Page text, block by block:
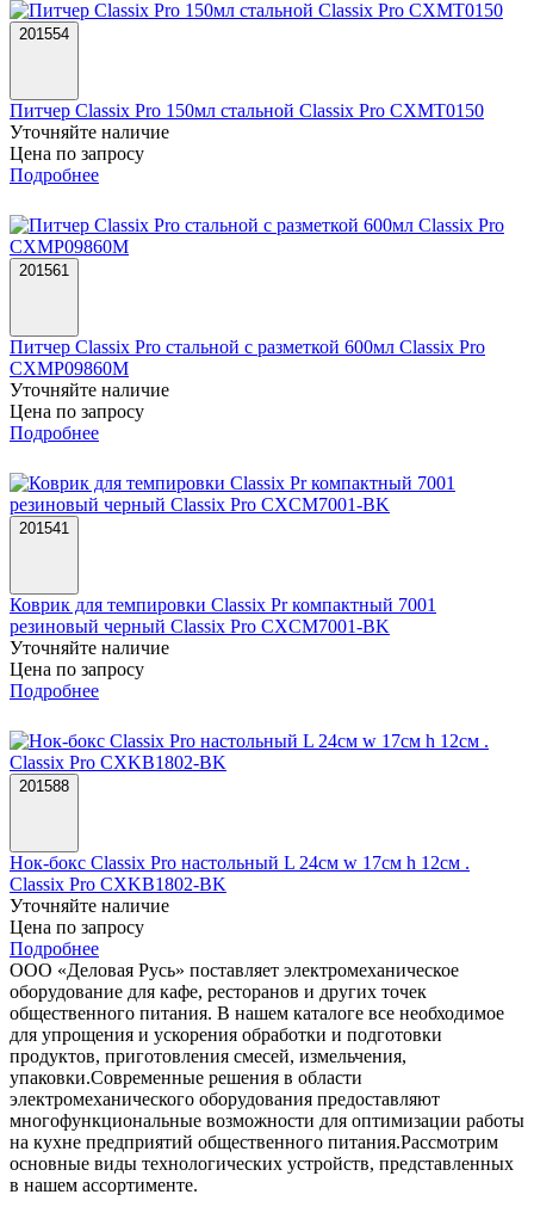
201554
Питчер Classix Pro 150мл стальной Classix Pro CXMT0150
Уточняйте наличие
Цена по запросу
Подробнее
201561
Питчер Classix Pro стальной с разметкой 600мл Classix Pro
CXMP09860M
Уточняйте наличие
Цена по запросу
Подробнее
201541
Коврик для темпировки Classix Pr компактный 7001
резиновый черный Classix Pro CXCM7001-BK
Уточняйте наличие
Цена по запросу
Подробнее
201588
Нок-бокс Classix Pro настольный L 24см w 17см h 12см .
Classix Pro CXKB1802-BK
Уточняйте наличие
Цена по запросу
Подробнее
ООО «Деловая Русь» поставляет электромеханическое
оборудование для кафе, ресторанов и других точек
общественного питания. В нашем каталоге все необходимое
для упрощения и ускорения обработки и подготовки
продуктов, приготовления смесей, измельчения,
упаковки.Современные решения в области
электромеханического оборудования предоставляют
многофункциональные возможности для оптимизации работы
на кухне предприятий общественного питания.Рассмотрим
основные виды технологических устройств, представленных
в нашем ассортименте.